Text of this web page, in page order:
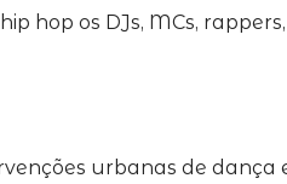
hop os DJs, MCs,
urbanas de